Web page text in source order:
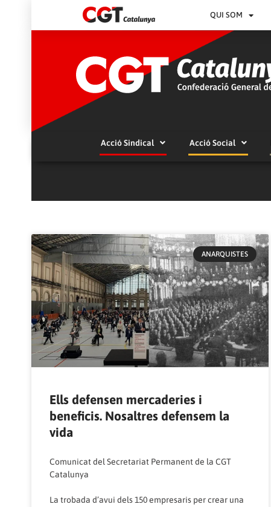
QUI SOM
Acció Sindical Acció Social
ANARQUISTES
Ells defensen mercaderies i
beneficis. Nosaltres defensem la
vida
Comunicat del Secretariat Permanent de la CGT
Catalunya
La trobada d’avui dels 150 empresaris per crear una